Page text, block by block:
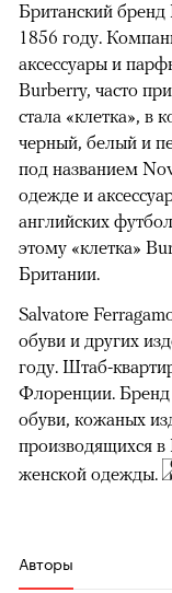
Британский
1856 году.
аксессуары и
Burberry, часто
стала «клетка», в
черный, белый и
под названием
одежде и
английских
этому «клетка»
Британии.
Salvatore
обуви и других
году. Штаб-
Флоренции. Бренд
обуви, кожаных
производящихся
женской одежды.
Авторы